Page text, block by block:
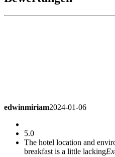
edwinmiriam 2024-01-06
5.0
The hotel location and
breakfast is a little lacking